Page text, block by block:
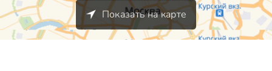
Показать на карте